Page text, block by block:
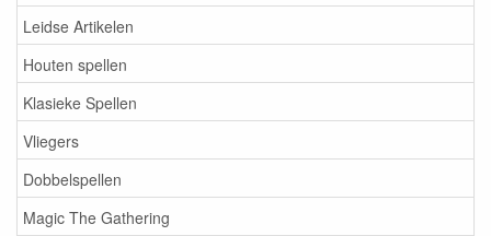
Leidse Artikelen
Houten spellen
Klasieke Spellen
Vliegers
Dobbelspellen
Magic The Gathering